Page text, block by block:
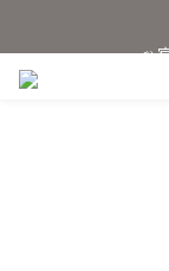
📣